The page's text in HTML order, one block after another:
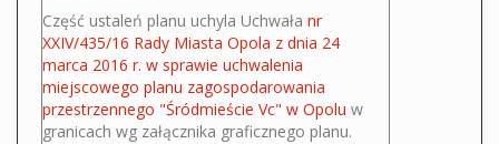
Część ustaleń planu uchyla Uchwała nr
XXIV/435/16 Rady Miasta Opola z dnia 24
marca 2016 r. w sprawie uchwalenia
miejscowego planu zagospodarowania
przestrzennego "Śródmieście Vc" w Opolu w
granicach wg załącznika graficznego planu.